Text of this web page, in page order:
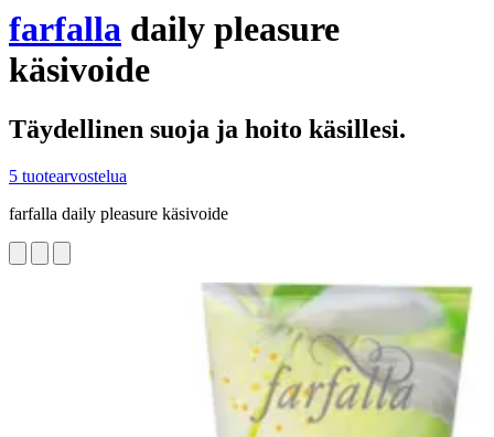
farfalla daily pleasure
käsivoide
Täydellinen suoja ja hoito käsillesi.
5 tuotearvostelua
farfalla daily pleasure käsivoide